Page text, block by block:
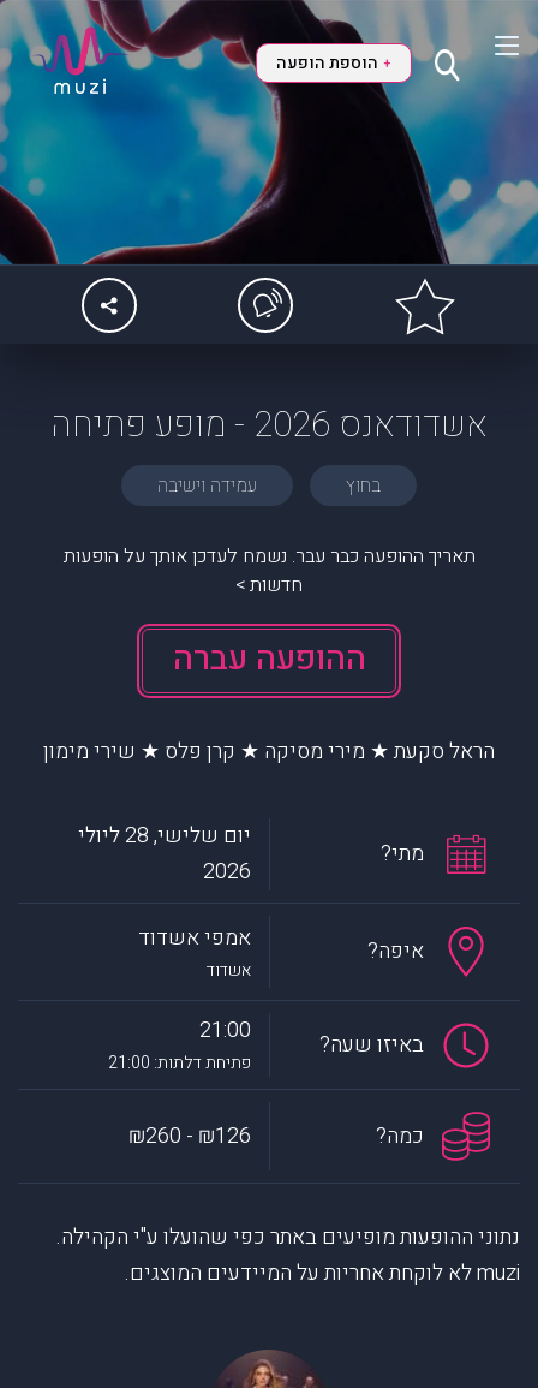
+ הוספת הופעה
אשדודאנס 2026 - מופע פתיחה
בחוץ עמידה וישיבה
תאריך ההופעה כבר עבר. נשמח לעדכן אותך על הופעות
חדשות >
ההופעה עברה
הראל סקעת ★ מירי מסיקה ★ קרן פלס ★ שירי מימון
מתי?
יום שלישי, 28 ליולי
2026
איפה? אמפי אשדוד
אשדוד
באיזו שעה? 21:00
פתיחת דלתות: 21:00
כמה? ₪126 - ₪260
נתוני ההופעות מופיעים באתר כפי שהועלו ע"י הקהילה.
muzi לא לוקחת אחריות על המיידעים המוצגים.